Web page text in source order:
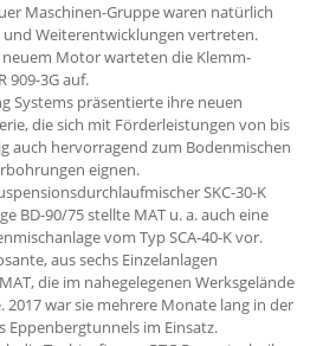
Maschinen-Gruppe waren natürlich
Weiterentwicklungen vertreten.
Motor warteten die Klemm-
909-3G auf.
Systems präsentierte ihre neuen
die sich mit Förderleistungen von bis
auch hervorragend zum Bodenmischen
eignen.
SKC-30-K
BD-90/75 stellte MAT u. a. auch eine
vom Typ SCA-40-K vor.
aus sechs Einzelanlagen
die im nahegelegenen Werksgelände
war sie mehrere Monate lang in der
Eppenbergtunnels im Einsatz.